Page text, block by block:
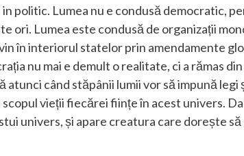
politic. Lumea nu e condusă democratic,
ori. Lumea este condusă de organizații
în interiorul statelor prin amendamente
nu mai e demult o realitate, ci a rămas
atunci când stăpânii lumii vor să impună legi
vieții fiecărei ființe în acest univers.
univers, și apare creatura care dorește